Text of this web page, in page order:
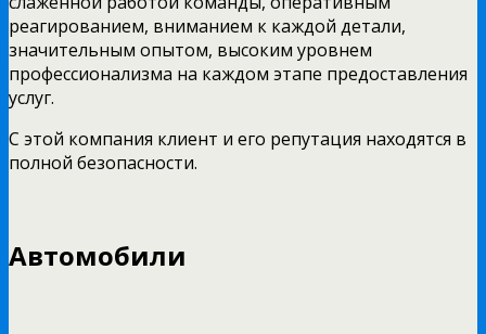
реагированием, вниманием к каждой детали,
значительным опытом, высоким уровнем
профессионализма на каждом этапе предоставления
услуг.
С этой компания клиент и его репутация находятся в
полной безопасности.
Автомобили